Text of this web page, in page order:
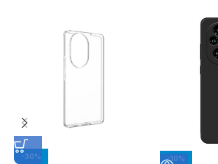
-30%
-10%